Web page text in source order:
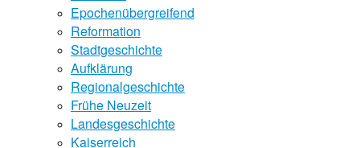
Epochenübergreifend
Reformation
Stadtgeschichte
Aufklärung
Regionalgeschichte
Frühe Neuzeit
Landesgeschichte
Kaiserreich